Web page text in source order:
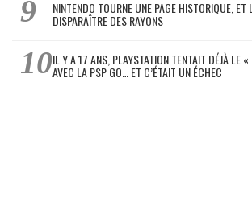
NINTENDO TOURNE UNE PAGE HISTORIQUE,
DISPARAÎTRE DES RAYONS
IL Y A 17 ANS, PLAYSTATION TENTAIT DÉJÀ LE
AVEC LA PSP GO… ET C’ÉTAIT UN ÉCHEC